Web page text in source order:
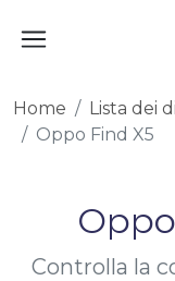
Home
Lista dei
Oppo Find X5
Controlla la